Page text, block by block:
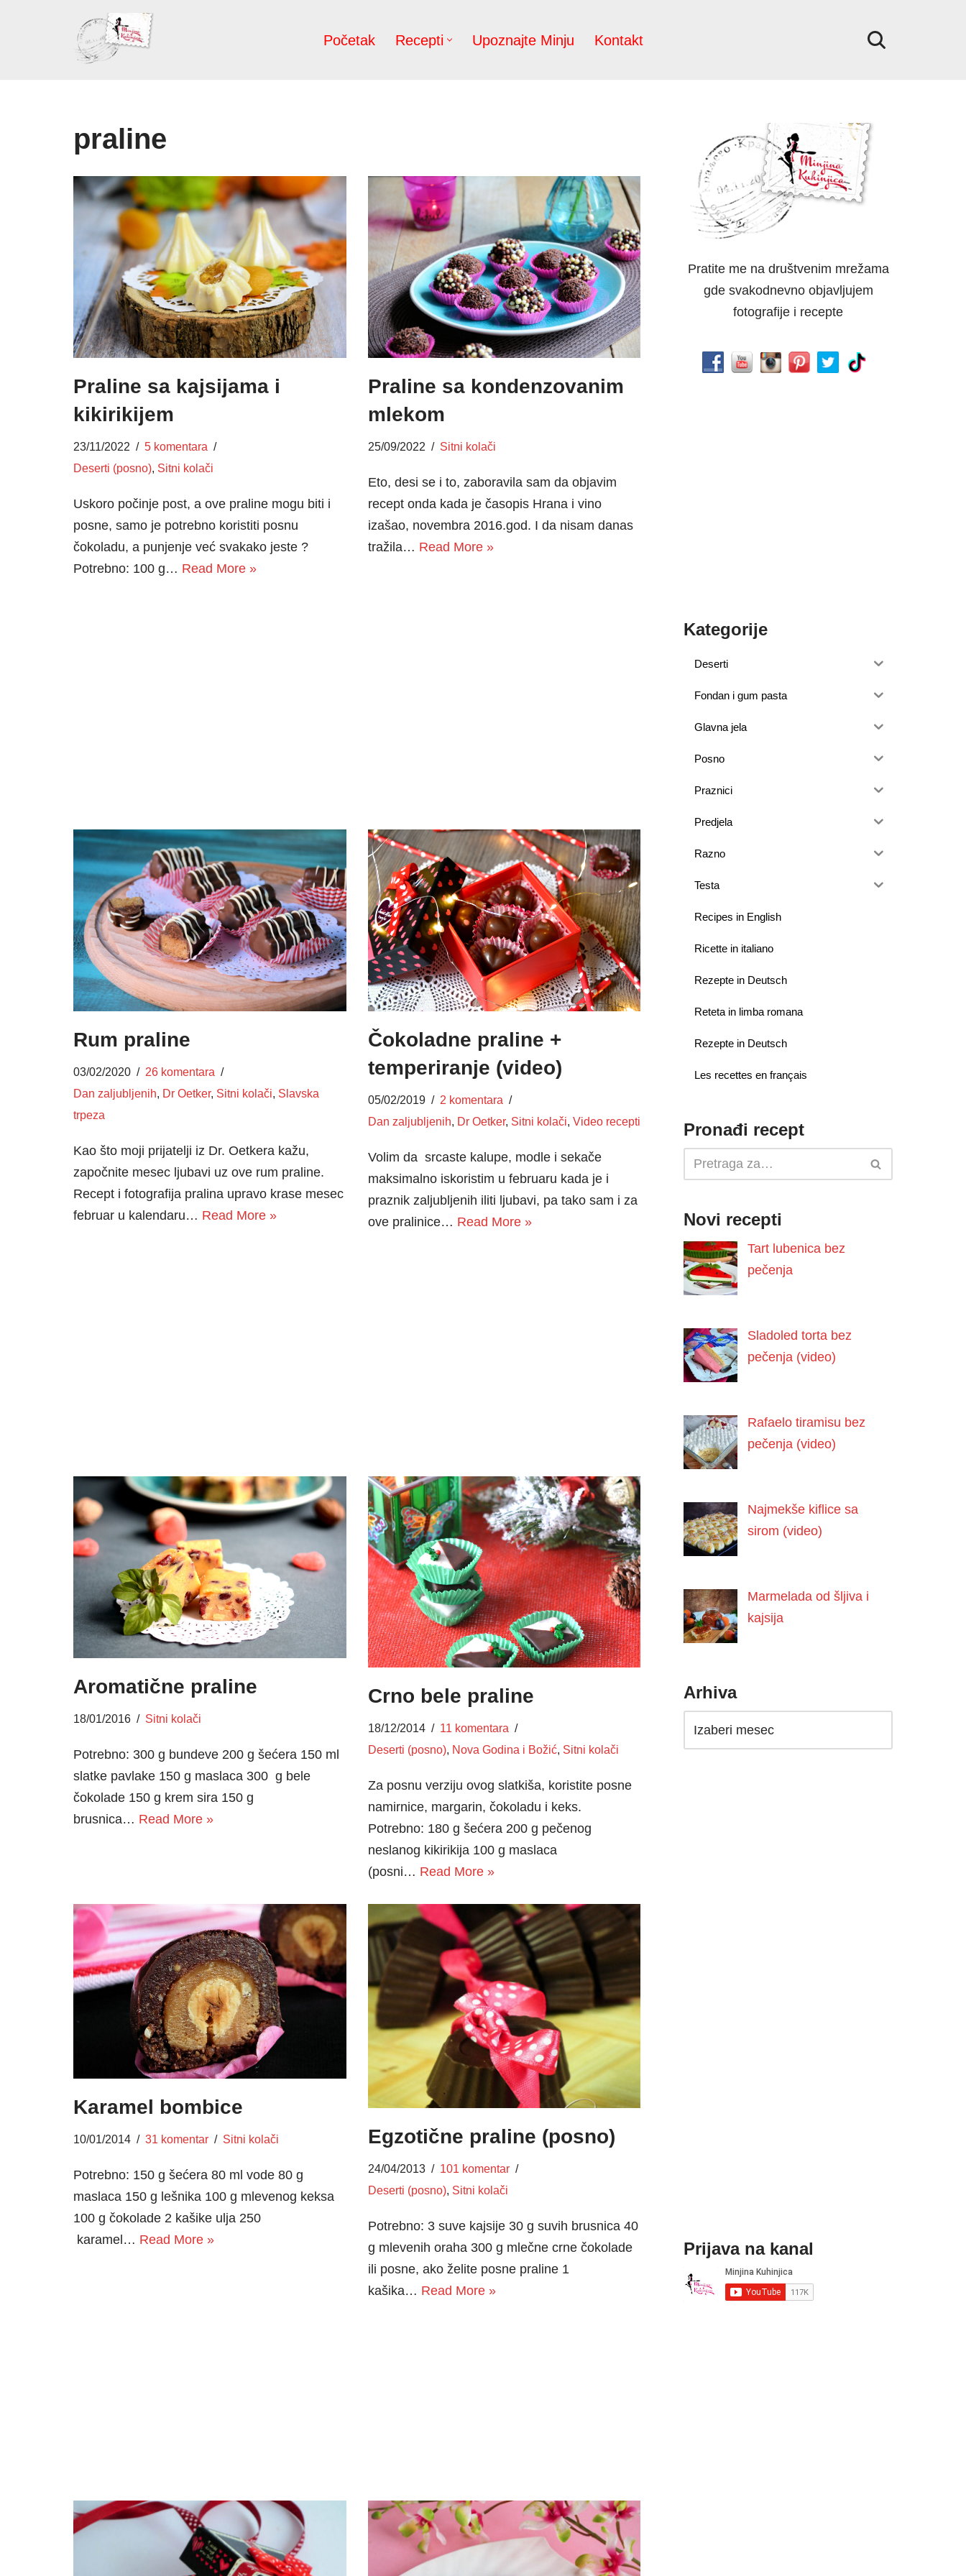
Početak Recepti Upoznajte Minju Kontakt
praline
Praline sa kajsijama i
kikirikijem
23/11/2022
5 komentara
Deserti (posno), Sitni kolači
Uskoro počinje post, a ove praline mogu biti i
posne, samo je potrebno koristiti posnu
čokoladu, a punjenje već svakako jeste ?
Potrebno: 100 g… Read More »
Praline sa kondenzovanim
mlekom
25/09/2022 Sitni kolači
Eto, desi se i to, zaboravila sam da objavim
recept onda kada je časopis Hrana i vino
izašao, novembra 2016.god. I da nisam danas
tražila… Read More »
Rum praline
03/02/2020
26 komentara
Dan zaljubljenih, Dr Oetker, Sitni kolači, Slavska
trpeza
Kao što moji prijatelji iz Dr. Oetkera kažu,
započnite mesec ljubavi uz ove rum praline.
Recept i fotografija pralina upravo krase mesec
februar u kalendaru… Read More »
Čokoladne praline +
temperiranje (video)
05/02/2019
2 komentara
Dan zaljubljenih, Dr Oetker, Sitni kolači, Video recepti
Volim da srcaste kalupe, modle i sekače
maksimalno iskoristim u februaru kada je i
praznik zaljubljenih iliti ljubavi, pa tako sam i za
ove pralinice… Read More »
Aromatične praline
18/01/2016 Sitni kolači
Potrebno: 300 g bundeve 200 g šećera 150 ml
slatke pavlake 150 g maslaca 300 g bele
čokolade 150 g krem sira 150 g
brusnica… Read More »
Crno bele praline
18/12/2014
11 komentara
Deserti (posno), Nova Godina i Božić, Sitni kolači
Za posnu verziju ovog slatkiša, koristite posne
namirnice, margarin, čokoladu i keks.
Potrebno: 180 g šećera 200 g pečenog
neslanog kikirikija 100 g maslaca
(posni… Read More »
Karamel bombice
10/01/2014 31 komentar Sitni kolači
Potrebno: 150 g šećera 80 ml vode 80 g
maslaca 150 g lešnika 100 g mlevenog keksa
100 g čokolade 2 kašike ulja 250
karamel… Read More »
Egzotične praline (posno)
24/04/2013
101 komentar
Deserti (posno), Sitni kolači
Potrebno: 3 suve kajsije 30 g suvih brusnica 40
g mlevenih oraha 300 g mlečne crne čokolade
ili posne, ako želite posne praline 1
kašika… Read More »
Pratite me na društvenim mrežama
gde svakodnevno objavljujem
fotografije i recepte
Kategorije
Deserti
Fondan i gum pasta
Glavna jela
Posno
Praznici
Predjela
Razno
Testa
Recipes in English
Ricette in italiano
Rezepte in Deutsch
Reteta in limba romana
Rezepte in Deutsch
Les recettes en français
Pronađi recept
Novi recepti
Tart lubenica bez
pečenja
Sladoled torta bez
pečenja (video)
Rafaelo tiramisu bez
pečenja (video)
Najmekše kiflice sa
sirom (video)
Marmelada od šljiva i
kajsija
Arhiva
Prijava na kanal